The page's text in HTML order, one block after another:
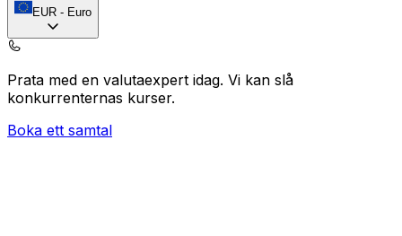
EUR - Euro
Prata med en valutaexpert idag. Vi kan slå
konkurrenternas kurser.
Boka ett samtal